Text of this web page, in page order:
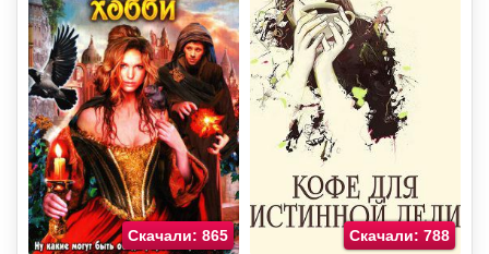
Скачали: 865 Скачали: 788